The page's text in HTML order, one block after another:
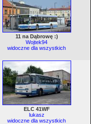
11 na Dąbrowę :)
Wojtek94
widoczne dla wszystkich
ELC 41WF
lukasz
widoczne dla wszystkich